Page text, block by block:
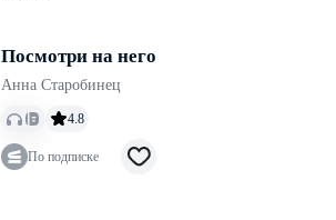
Посмотри на него
Анна Старобинец
4.8
По подписке